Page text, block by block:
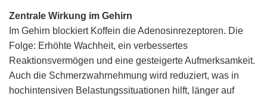
Zentrale Wirkung im Gehirn
Im Gehirn blockiert Koffein die Adenosinrezeptoren. Die
Folge: Erhöhte Wachheit, ein verbessertes
Reaktionsvermögen und eine gesteigerte Aufmerksamkeit.
Auch die Schmerzwahrnehmung wird reduziert, was in
hochintensiven Belastungssituationen hilft, länger auf